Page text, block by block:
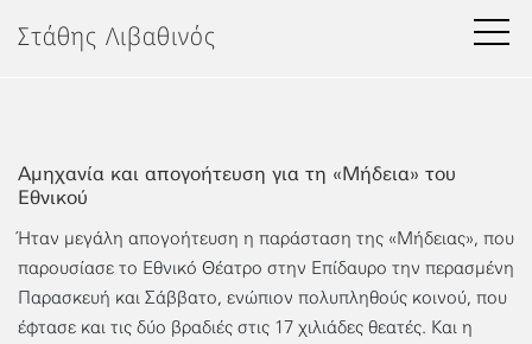
στοΣτάθης Λιβαθινός
Αμηχανία και απογοήτευση για τη «Μήδεια» του
Εθνικού
Ήταν μεγάλη απογοήτευση η παράσταση της «Μήδειας», που
παρουσίασε το Εθνικό Θέατρο στην Επίδαυρο την περασμένη
Παρασκευή και Σάββατο, ενώπιον πολυπληθούς κοινού, που
έφτασε και τις δύο βραδιές στις 17 χιλιάδες θεατές. Και η